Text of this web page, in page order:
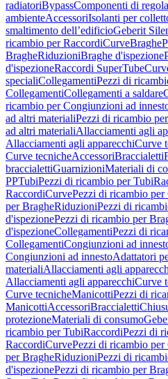
radiatoriBypassComponenti di
ambienteAccessoriIsolanti per
smaltimento dell’edificioGeberit
ricambio per RaccordiCurveBraghe
BragheRiduzioniBraghe d'ispezione
d'ispezioneRaccordi SuperTube
specialiCollegamentiPezzi di
CollegamentiCollegamenti a saldare
ricambio per Congiunzioni ad
ad altri materialiPezzi di ricambio
ad altri materialiAllacciamenti agli
Allacciamenti agli apparecchiCurve
Curve tecnicheAccessoriBraccialetti
braccialettiGuarnizioniMateriali di
PPTubiPezzi di ricambio per Tubi
RaccordiCurvePezzi di ricambio per
per BragheRiduzioniPezzi di
d'ispezionePezzi di ricambio per
d'ispezioneCollegamentiPezzi di
CollegamentiCongiunzioni ad
Congiunzioni ad innestoAdattatori
materialiAllacciamenti agli
Allacciamenti agli apparecchiCurve
Curve tecnicheManicottiPezzi di
ManicottiAccessoriBraccialetti
protezioneMateriali di consumo
ricambio per TubiRaccordiPezzi di
RaccordiCurvePezzi di ricambio per
per BragheRiduzioniPezzi di
d'ispezionePezzi di ricambio per